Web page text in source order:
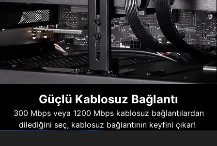
Güçlü Kablosuz Bağlantı
300 Mbps veya 1200 Mbps kablosuz bağlantılardan
dilediğini seç, kablosuz bağlantının keyfini çıkar!